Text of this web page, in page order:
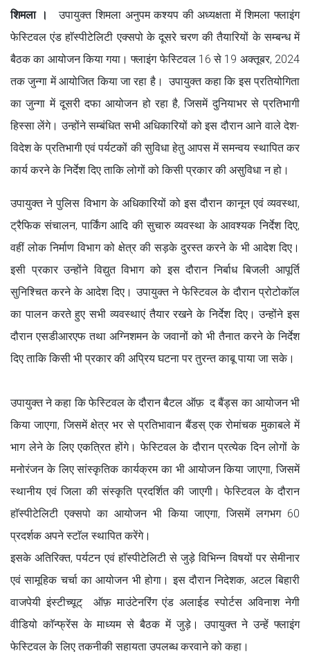
शिमला ।
उपायुक्त शिमला अनुपम कश्यप की अध्यक्षता में शिमला फ्लाइंग
फेस्टिवल एंड हाॅस्पीटेलिटी एक्सपो के दूसरे चरण की तैयारियों के सम्बन्ध में
बैठक का आयोजन किया गया। फ्लाइंग फेस्टिवल 16 से 19 अक्तूबर, 2024
तक जुन्गा में आयोजित किया जा रहा है। उपायुक्त कहा कि इस प्रतियोगिता
का जुन्गा में दूसरी दफा आयोजन हो रहा है, जिसमें दुनियाभर से प्रतिभागी
हिस्सा लेंगे। उन्होंने सम्बंधित सभी अधिकारियों को इस दौरान आने वाले देश-
विदेश के प्रतिभागी एवं पर्यटकों की सुविधा हेतु आपस में समन्वय स्थापित कर
कार्य करने के निर्देश दिए ताकि लोगों को किसी प्रकार की असुविधा न हो।
उपायुक्त ने पुलिस विभाग के अधिकारियों को इस दौरान कानून एवं व्यवस्था,
ट्रैफिक संचालन, पार्किंग आदि की सुचारु व्यवस्था के आवश्यक निर्देश दिए,
वहीं लोक निर्माण विभाग को क्षेत्र की सड़के दुरस्त करने के भी आदेश दिए।
इसी प्रकार उन्होंने विद्युत विभाग को इस दौरान निर्बाध बिजली आपूर्ति
सुनिश्चित करने के आदेश दिए। उपायुक्त ने फेस्टिवल के दौरान प्रोटोकाॅल
का पालन करते हुए सभी व्यवस्थाएं तैयार रखने के निर्देश दिए। उन्होंने इस
दौरान एसडीआरएफ तथा अग्निशमन के जवानों को भी तैनात करने के निर्देश
दिए ताकि किसी भी प्रकार की अप्रिय घटना पर तुरन्त काबू पाया जा सके।
उपायुक्त ने कहा कि फेस्टिवल के दौरान बैटल ऑफ़ द बैंड्स का आयोजन भी
किया जाएगा, जिसमें क्षेत्र भर से प्रतिभावान बैंडस् एक रोमांचक मुकाबले में
भाग लेने के लिए एकत्रित होंगे। फेस्टिवल के दौरान प्रत्येक दिन लोगों के
मनोरंजन के लिए सांस्कृतिक कार्यक्रम का भी आयोजन किया जाएगा, जिसमें
स्थानीय एवं जिला की संस्कृति प्रदर्शित की जाएगी। फेस्टिवल के दौरान
हाॅस्पीटेलिटी एक्सपो का आयोजन भी किया जाएगा, जिसमें लगभग 60
प्रदर्शक अपने स्टाॅल स्थापित करेंगे।
इसके अतिरिक्त, पर्यटन एवं हाॅस्पीटेलिटी से जुड़े विभिन्न विषयों पर सेमीनार
एवं सामूहिक चर्चा का आयोजन भी होगा। इस दौरान निदेशक, अटल बिहारी
वाजपेयी इंस्टीच्यूट् ऑफ़ माउंटेनरिंग एंड अलाईड स्पोर्टस अविनाश नेगी
वीडियो काॅन्फ्रेंस के माध्यम से बैठक में जुड़े। उपायुक्त ने उन्हें फ्लाइंग
फेस्टिवल के लिए तकनीकी सहायता उपलब्ध करवाने को कहा।